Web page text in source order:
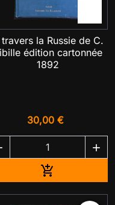
travers la Russie de C.
édition cartonnée
1892
30,00 €

